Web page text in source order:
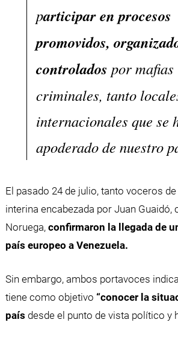
participar en procesos
promovidos,
controlados por mafias
criminales, tanto
internacionales que se
apoderado de nuestro
El pasado 24 de julio, tanto voceros
interina encabezada por Juan Guaidó,
Noruega,confirmaron la llegada de
país europeo a Venezuela.
Sin embargo, ambos portavoces
tiene como objetivo “conocer la
país desde el punto de vista político y